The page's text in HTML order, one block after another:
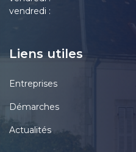
vendredi :
Liens utiles
Entreprises
Démarches
Actualités